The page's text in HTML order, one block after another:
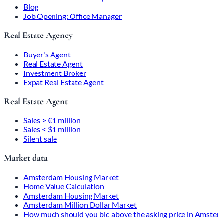
Blog
Job Opening: Office Manager
Real Estate Agency
Buyer's Agent
Real Estate Agent
Investment Broker
Expat Real Estate Agent
Real Estate Agent
Sales > €1 million
Sales < $1 million
Silent sale
Market data
Amsterdam Housing Market
Home Value Calculation
Amsterdam Housing Market
Amsterdam Million Dollar Market
How much should you bid above the asking price in